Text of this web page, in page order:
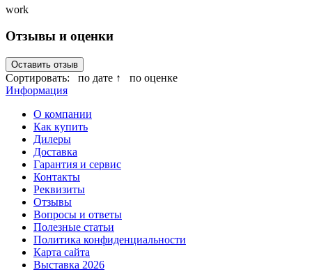
work
Отзывы и оценки
Оставить отзыв
Сортировать: по дате ↑
по оценке
Информация
О компании
Как купить
Дилеры
Доставка
Гарантия и сервис
Контакты
Реквизиты
Отзывы
Вопросы и ответы
Полезные статьи
Политика конфиденциальности
Карта сайта
Выставка 2026